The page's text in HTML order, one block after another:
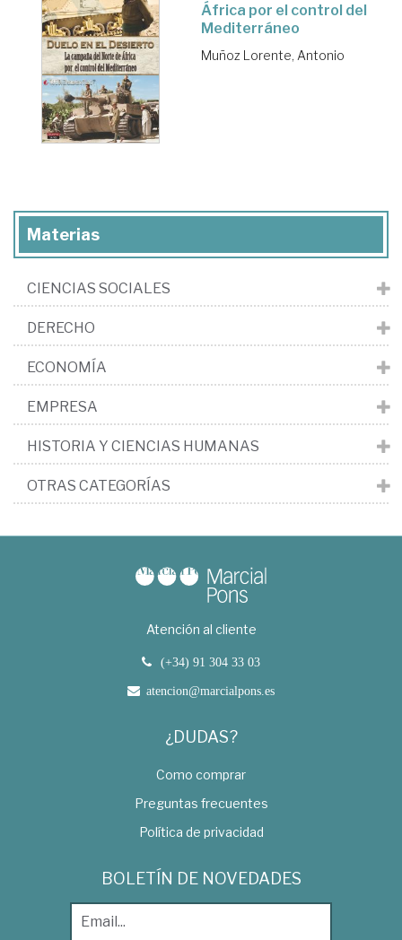
África por el control del
Mediterráneo
Muñoz Lorente, Antonio
Materias
CIENCIAS SOCIALES
DERECHO
ECONOMÍA
EMPRESA
HISTORIA Y CIENCIAS HUMANAS
OTRAS CATEGORÍAS
Atención al cliente
(+34) 91 304 33 03
atencion@marcialpons.es
¿DUDAS?
Como comprar
Preguntas frecuentes
Política de privacidad
BOLETÍN DE NOVEDADES